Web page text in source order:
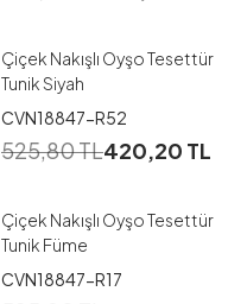
Çiçek Nakışlı Oyşo Tesettür
Tunik Siyah
CVN18847-R52
525,80TL420,20 TL
38 40 42 44
Çiçek Nakışlı Oyşo Tesettür
Tunik Füme
CVN18847-R17